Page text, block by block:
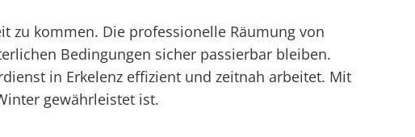
zu kommen. Die professionelle Räumung von
Bedingungen sicher passierbar bleiben.
in Erkelenz effizient und zeitnah arbeitet. Mit
gewährleistet ist.